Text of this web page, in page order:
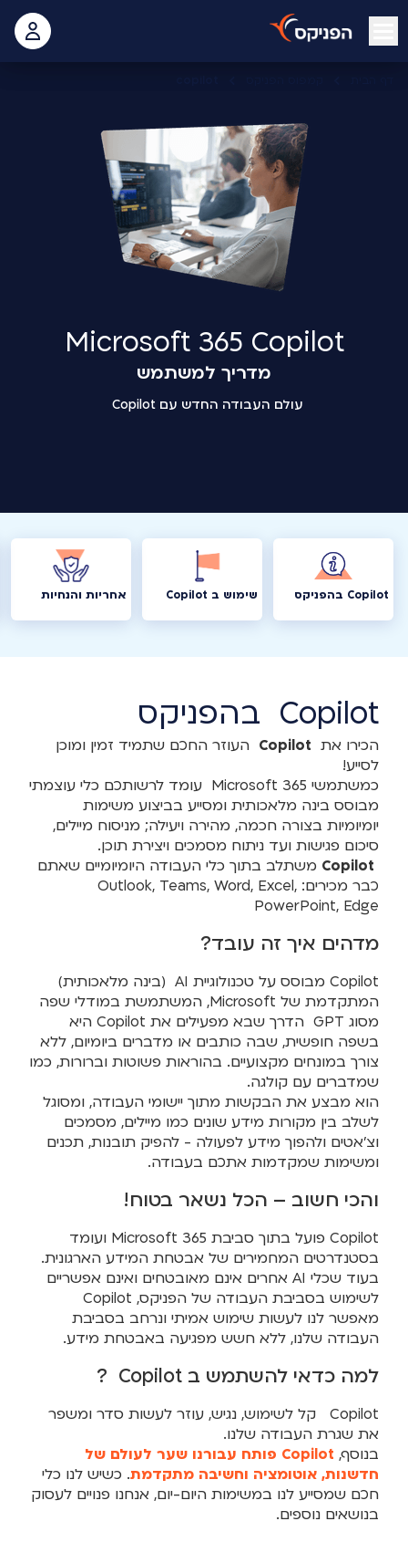
open mobile menu
Microsoft 365 Copilot
מדריך למשתמש
עולם העבודה החדש עם Copilot
Copilot בהפניקס שימוש ב Copilot אחריות והנחיות
Copilot בהפניקס
הכירו את Copilot העוזר החכם שתמיד זמין ומוכן
לסייע!
כמשתמשי Microsoft 365 עומד לרשותכם כלי עוצמתי
מבוסס בינה מלאכותית ומסייע בביצוע משימות
יומיומיות בצורה חכמה, מהירה ויעילה; מניסוח מיילים,
סיכום פגישות ועד ניתוח מסמכים ויצירת תוכן.
Copilot משתלב בתוך כלי העבודה היומיומיים שאתם
כבר מכירים: Outlook, Teams, Word, Excel,
PowerPoint, Edge
מדהים איך זה עובד?
Copilot מבוסס על טכנולוגיית AI (בינה מלאכותית)
המתקדמת של Microsoft, המשתמשת במודלי שפה
מסוג GPT הדרך שבא מפעילים את Copilot היא
בשפה חופשית, שבה כותבים או מדברים ביומיום, ללא
צורך במונחים מקצועיים. בהוראות פשוטות וברורות, כמו
שמדברים עם קולגה.
הוא מבצע את הבקשות מתוך יישומי העבודה, ומסוגל
לשלב בין מקורות מידע שונים כמו מיילים, מסמכים
וצ'אטים ולהפוך מידע לפעולה - להפיק תובנות, תכנים
ומשימות שמקדמות אתכם בעבודה.
והכי חשוב – הכל נשאר בטוח!
Copilot פועל בתוך סביבת Microsoft 365 ועומד
בסטנדרטים המחמירים של אבטחת המידע הארגונית.
בעוד שכלי AI אחרים אינם מאובטחים ואינם אפשריים
מאפשר לנו לעשות שימוש אמיתי ונרחב בסביבת
העבודה שלנו, ללא חשש מפגיעה באבטחת מידע.
למה כדאי להשתמש ב Copilot ?
Copilot קל לשימוש, נגיש, עוזר לעשות סדר ומשפר
את שגרת העבודה שלנו.
בנוסף,
Copilot פותח עבורנו שער לעולם של
חדשנות, אוטומציה וחשיבה מתקדמת. כשיש לנו כלי
חכם שמסייע לנו במשימות היום-יום, אנחנו פנויים לעסוק
בנושאים נוספים.